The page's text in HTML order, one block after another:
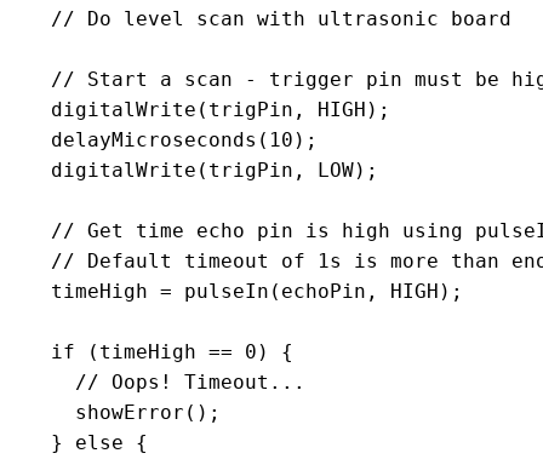
  // Do level scan with ultrasonic board
// Start a scan - trigger pin must be
  digitalWrite(trigPin, HIGH);
  delayMicroseconds(10);
  digitalWrite(trigPin, LOW);
// Get time echo pin is high using
// Default timeout of 1s is more than
  timeHigh = pulseIn(echoPin, HIGH);
  if (timeHigh == 0) {
    // Oops! Timeout...
    showError();
  } else {